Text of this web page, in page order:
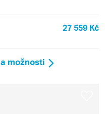
27 559 Kč
možnosti